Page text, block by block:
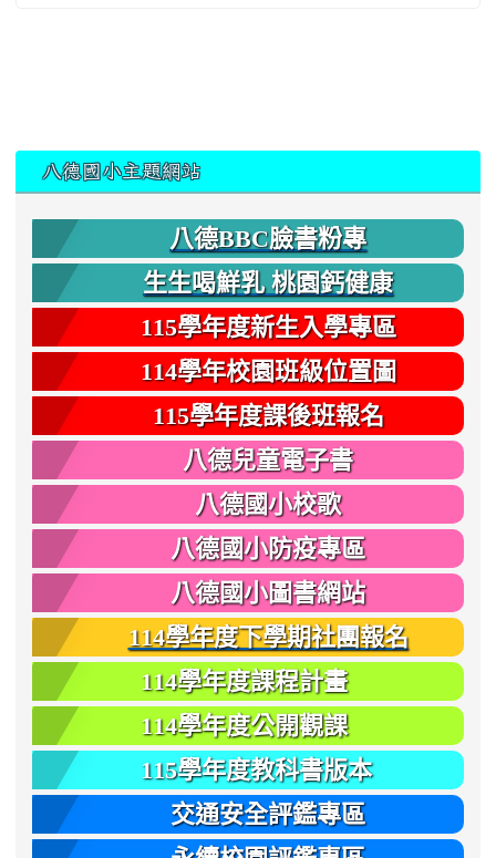
八德國小主題網站
八德BBC臉書粉專
生生喝鮮乳 桃園鈣健康
115學年度新生入學專區
114學年校園班級位置圖
115學年度課後班報名
八德兒童電子書
八德國小校歌
八德國小防疫專區
八德國小圖書網站
114學年度下學期社團報名
114學年度課程計畫
114學年度公開觀課
115學年度教科書版本
交通安全評鑑專區